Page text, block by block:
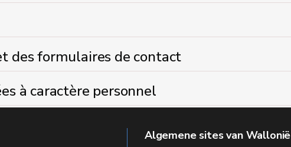
des formulaires de contact
à caractère personnel
Algemene sites van Wallonië